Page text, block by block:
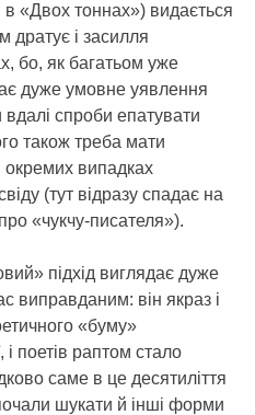
«Двох тоннах») видається
дратує і засилля
бо, як багатьом уже
дуже умовне уявлення
спроби епатувати
також треба мати
окремих випадках
(тут відразу спадає на
«чукчу-писателя»).
підхід виглядає дуже
виправданим: він якраз і
«буму»
і поетів раптом стало
саме в це десятиліття
шукати й інші форми